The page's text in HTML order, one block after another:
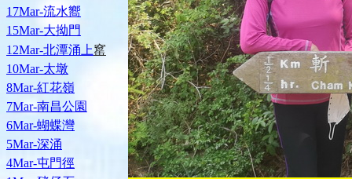
17Mar-流水嚮
15Mar-大拗門
12Mar-北潭涌上窰
10Mar-太墩
8Mar-紅花嶺
7Mar-南昌公園
6Mar-蝴蝶灣
5Mar-深涌
4Mar-屯門徑